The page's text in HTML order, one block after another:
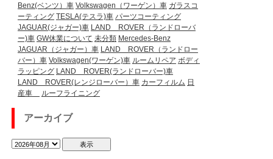
Benz(ベンツ）車 Volkswagen（ワーゲン）車 ガラスコ
ーティング TESLA(テスラ)車 パーツコーティング
JAGUAR(ジャガー)車 LAND ROVER（ランドローバ
ー)車 GW休業について 未分類 Mercedes-Benz
JAGUAR（ジャガー）車 LAND ROVER（ランドロー
バー）車 Volkswagen(ワーゲン)車 ルームリペア ボディ
ラッピング LAND ROVER(ランドローバー)車
LAND ROVER(レンジローバー）車 カーフィルム 日
産車
ルーフライニング
アーカイブ